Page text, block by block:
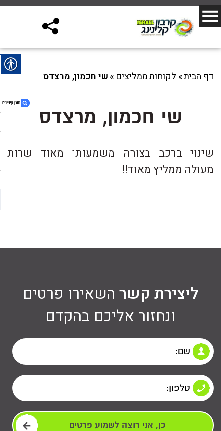
דף הבית» לקוחות ממליצים » שי חכמון, מרצדס
שי חכמון, מרצדס
שינוי ברכב בצורה משמעותי מאוד שרות
מעולה ממליץ מאוד!!
ליצירת קשר השאירו פרטים
ונחזור אליכם בהקדם